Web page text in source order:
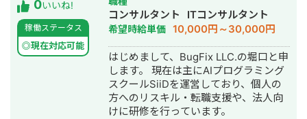
TikTok・YouTube・LINEの全SNSプラ
ットフォームに対応した一気通貫の伴
走型PR支援を提供し、累計支援実績
300社以上。Lステップ正規代理店・iス
テップ正規代理店として、LINE・
Instagramの自動化支援にも対応。 代
理店ビジネスでは1年間で174社の加盟
獲得・売上9,500万円を達成するなど、
地方発のデジタルマーケティング会社
CVR1,000％改善といった実績多数 ・
リライトを行い1記事からの粗利
1,000％改善といった実績多数 ・メデ
ィア全体での粗利1万％改善といった実
績多数 ・即コンバージョンKWのSEO
順位1獲得経験多数 ・ビックKWのSEO
順位1〜3位を獲得した経験多数 ・若手
の頃は、有名パワーサイト(月間2,000
万PV以上)のウェブディレクター経験あ
0いいね!
稼働ステータス
◎現在対応可能
上・SNS運用代行・ホームページ制
作・作成
コンサルタント ITコンサルタント
希望時給単価 10,000円～30,000円
はじめまして、BugFix LLC.の堀口と申
します。 現在は主にAIプログラミング
スクールSiiDを運営しており、個人の
方へのリスキル・転職支援や、法人向
けに研修を行っています。